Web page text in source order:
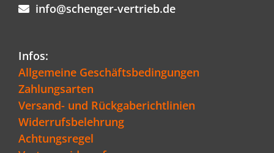
info@schenger-vertrieb.de
Infos:
Allgemeine Geschäftsbedingungen
Zahlungsarten
Versand- und Rückgaberichtlinien
Widerrufsbelehrung
Achtungsregel